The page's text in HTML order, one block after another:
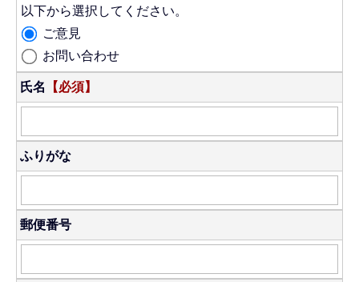
以下から選択してください。
ご意見
お問い合わせ
氏名 【必須】
ふりがな
郵便番号